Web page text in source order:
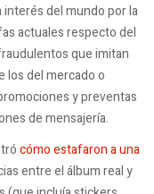
del mundo por la
actuales respecto del
que imitan
los del mercado o
y preventas
de mensajería.
cómo estafaron a una
entre el álbum real y